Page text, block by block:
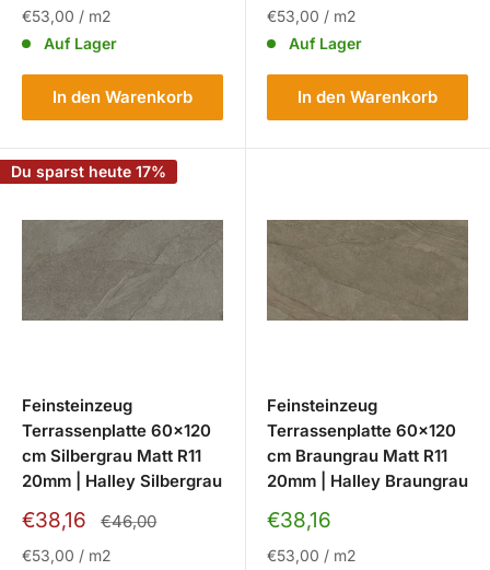
€53,00 / m2
Auf Lager
In den Warenkorb
€53,00 / m2
Auf Lager
In den Warenkorb
Du sparst heute 17%
Feinsteinzeug
Terrassenplatte 60x120
cm Silbergrau Matt R11
20mm | Halley Silbergrau
Sonderpreis
€38,16 Normalpreis
€46,00
€53,00 / m2
Feinsteinzeug
Terrassenplatte 60x120
cm Braungrau Matt R11
20mm | Halley Braungrau
Sonderpreis
€38,16
€53,00 / m2